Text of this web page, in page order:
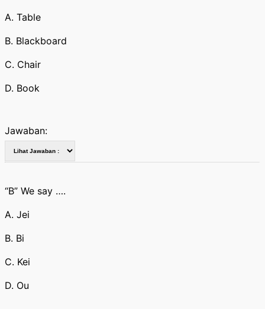
A. Table
B. Blackboard
C. Chair
D. Book
Jawaban:
“B” We say ….
A. Jei
B. Bi
C. Kei
D. Ou